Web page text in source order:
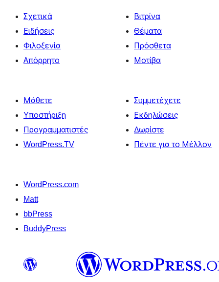
Σχετικά
Ειδήσεις
Φιλοξενία
Απόρρητο
Βιτρίνα
Θέματα
Πρόσθετα
Μοτίβα
Μάθετε
Υποστήριξη
Προγραμματιστές
WordPress.TV
Συμμετέχετε
Εκδηλώσεις
Δωρίστε
Πέντε για το Μέλλον
WordPress.com
Matt
bbPress
BuddyPress